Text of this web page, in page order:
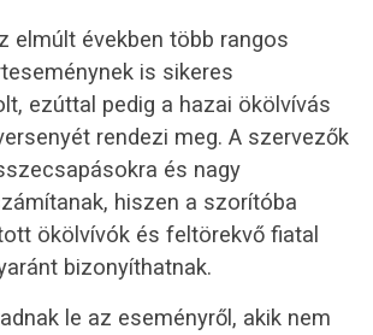
elmúlt években több rangos
is sikeres
ezúttal pedig a hazai ökölvívás
rendezi meg. A szervezők
és nagy
hiszen a szorítóba
ökölvívók és feltörekvő fiatal
bizonyíthatnak.
le az eseményről, akik nem